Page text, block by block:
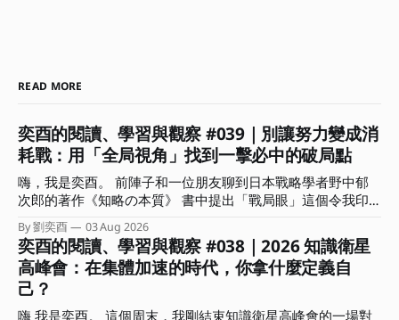
READ MORE
奕酉的閱讀、學習與觀察 #039｜別讓努力變成消
耗戰：用「全局視角」找到一擊必中的破局點
嗨，我是奕酉。 前陣子和一位朋友聊到日本戰略學者野中郁
次郎的著作《知略の本質》 書中提出「戰局眼」這個令我印
象深刻的概念。作者分析歷史上許多以弱勝強的逆轉戰事，發
現頂尖指揮官能擺脫消耗戰，關鍵不在於盲目的執行力，而是
在混沌中能瞬間看穿局勢、找到破局點的洞察力。 書中也指
出，真正具備戰局眼的指揮官在關鍵時刻的決策有兩個關鍵：
一｜懂得捨棄。明白哪些局部利益能放棄，以換取整體戰局的
空間與時間。 二｜精準的時機感。知道何時該蓄力、何時該
By 劉奕酉 03 Aug 2026
奕酉的閱讀、學習與觀察 #038｜2026 知識衛星
高峰會：在集體加速的時代，你拿什麼定義自
己？
嗨 我是奕酉。 這個周末，我剛結束知識衛星高峰會的一場對